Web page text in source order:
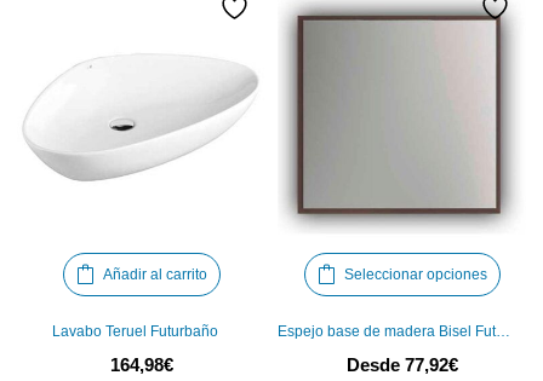
Añadir al carrito
Lavabo Teruel Futurbaño
164,98€
Seleccionar opciones
Este
Espejo base de madera Bisel Futurbaño
Desde 77,92€